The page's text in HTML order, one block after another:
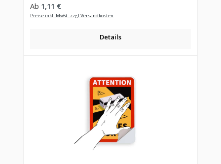
Regulärer Preis:
Ab 1,11 €
Preise inkl. MwSt. zzgl Versandkosten
Details